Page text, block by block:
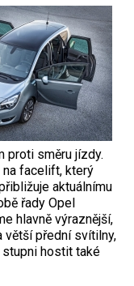
proti směru jízdy.
na facelift, který
aktuálnímu
řady Opel
hlavně výraznější,
větší přední svítilny,
hostit také